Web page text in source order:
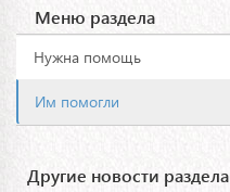
Меню раздела
Нужна помощь
Им помогли
Другие новости раздела